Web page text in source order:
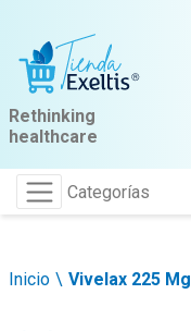
Rethinking
healthcare
Categorías
Inicio Vivelax 225